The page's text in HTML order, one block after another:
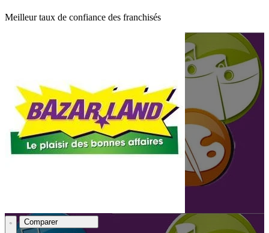
Meilleur taux de confiance des franchisés
Comparer